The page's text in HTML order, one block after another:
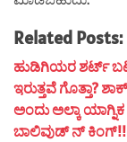
Related Posts:
ಹುಡಿಗಿಯರ ಶರ್ಟ್
ಇರುತ್ತವೆ ಗೊತ್ತಾ?
ಅಂದು ಅಲ್ಕಾ
ಬಾಲಿವುಡ್ ನ್ ಕಿಂಗ್!!